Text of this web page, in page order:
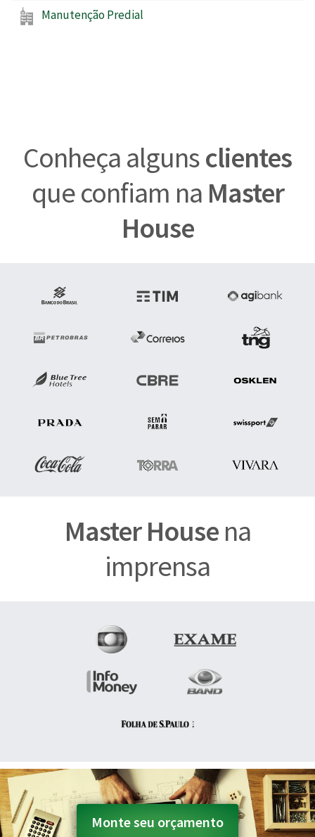
Manutenção Predial
Conheça algunsclientes
que confiam na Master
House
Master Housena
imprensa
Monte seu orçamento